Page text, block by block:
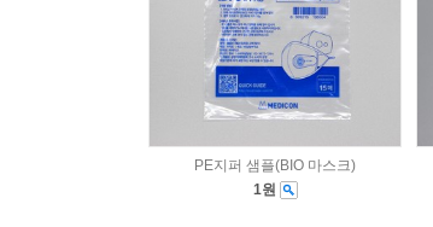
PE지퍼 샘플(BIO 마스크)
1원